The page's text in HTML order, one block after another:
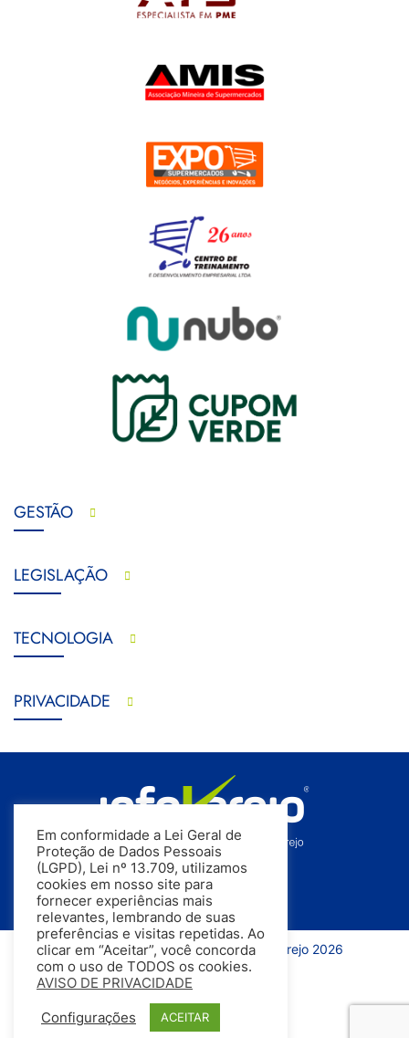
GESTÃO
LEGISLAÇÃO
TECNOLOGIA
PRIVACIDADE
Todos os direitos reservados | InfoVarejo 2026
Em conformidade a Lei Geral de
Proteção de Dados Pessoais
(LGPD), Lei nº 13.709, utilizamos
cookies em nosso site para
fornecer experiências mais
relevantes, lembrando de suas
preferências e visitas repetidas. Ao
clicar em “Aceitar”, você concorda
com o uso de TODOS os cookies.
AVISO DE PRIVACIDADE
Configurações ACEITAR